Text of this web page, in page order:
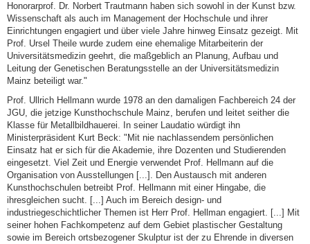
Honorarprof. Dr. Norbert Trautmann haben sich sowohl in der Kunst bzw.
Wissenschaft als auch im Management der Hochschule und ihrer
Einrichtungen engagiert und über viele Jahre hinweg Einsatz gezeigt. Mit
Prof. Ursel Theile wurde zudem eine ehemalige Mitarbeiterin der
Universitätsmedizin geehrt, die maßgeblich an Planung, Aufbau und
Leitung der Genetischen Beratungsstelle an der Universitätsmedizin
Mainz beteiligt war."
Prof. Ullrich Hellmann wurde 1978 an den damaligen Fachbereich 24 der
JGU, die jetzige Kunsthochschule Mainz, berufen und leitet seither die
Klasse für Metallbildhauerei. In seiner Laudatio würdigt ihn
Ministerpräsident Kurt Beck: "Mit nie nachlassendem persönlichen
Einsatz hat er sich für die Akademie, ihre Dozenten und Studierenden
eingesetzt. Viel Zeit und Energie verwendet Prof. Hellmann auf die
Organisation von Ausstellungen [...]. Den Austausch mit anderen
Kunsthochschulen betreibt Prof. Hellmann mit einer Hingabe, die
ihresgleichen sucht. [...] Auch im Bereich design- und
industriegeschichtlicher Themen ist Herr Prof. Hellman engagiert. [...] Mit
seiner hohen Fachkompetenz auf dem Gebiet plastischer Gestaltung
sowie im Bereich ortsbezogener Skulptur ist der zu Ehrende in diversen